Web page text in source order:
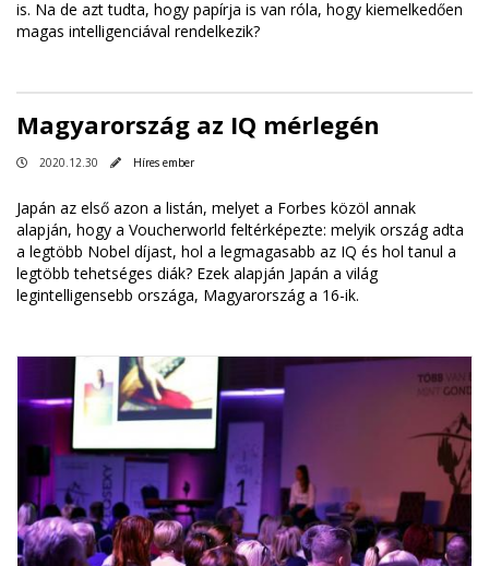
is. Na de azt tudta, hogy papírja is van róla, hogy kiemelkedően
magas intelligenciával rendelkezik?
Magyarország az IQ mérlegén
2020.12.30 Híres ember
Japán az első azon a listán, melyet a Forbes közöl annak
alapján, hogy a Voucherworld feltérképezte: melyik ország adta
a legtöbb Nobel díjast, hol a legmagasabb az IQ és hol tanul a
legtöbb tehetséges diák? Ezek alapján Japán a világ
legintelligensebb országa, Magyarország a 16-ik.